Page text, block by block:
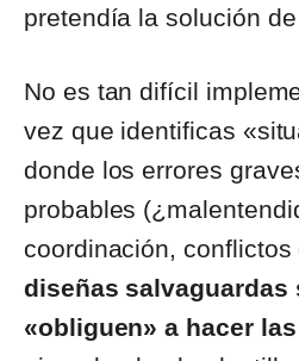
pretendía la solución de
No es tan difícil
vez que identificas
donde los errores
probables
coordinación, conflictos
diseñas salvaguardas
«obliguen» a hacer